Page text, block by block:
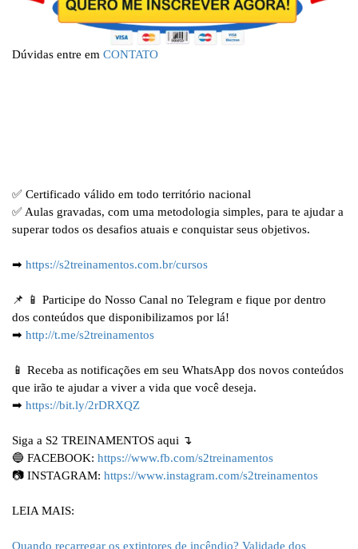
Dúvidas entre em CONTATO
✅ Certificado válido em todo território nacional
✅ Aulas gravadas, com uma metodologia simples, para te ajudar a
superar todos os desafios atuais e conquistar seus objetivos.
➡ https://s2treinamentos.com.br/cursos
📌 📱 Participe do Nosso Canal no Telegram e fique por dentro
dos conteúdos que disponibilizamos por lá!
➡ http://t.me/s2treinamentos
📱 Receba as notificações em seu WhatsApp dos novos conteúdos
que irão te ajudar a viver a vida que você deseja.
➡ https://bit.ly/2rDRXQZ
Siga a S2 TREINAMENTOS aqui ↴
🔵 FACEBOOK: https://www.fb.com/s2treinamentos
📷 INSTAGRAM: https://www.instagram.com/s2treinamentos
LEIA MAIS:
Quando recarregar os extintores de incêndio? Validade dos